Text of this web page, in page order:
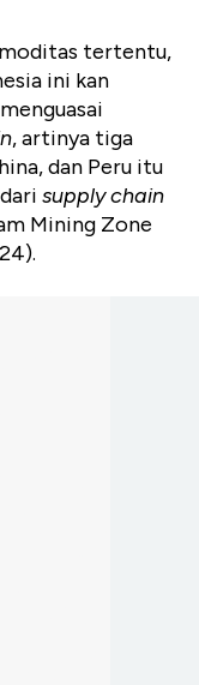
tertentu,
ini kan
, artinya tiga
dan Peru itu
supply chain
Mining Zone